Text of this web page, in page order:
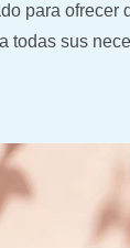
para ofrecer
todas sus